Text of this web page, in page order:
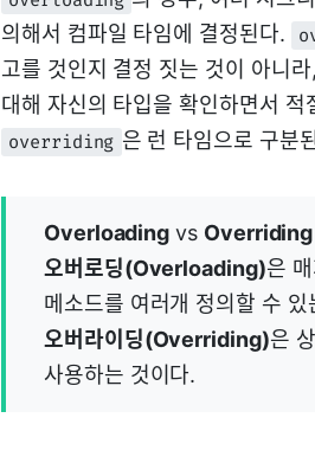
의해서 컴파일 타임에 결정된다.
고를 것인지 결정 짓는 것이 아니라
대해 자신의 타입을 확인하면서 적
overriding 은 런 타임으로 구분
Overloading vs Overriding
오버로딩(Overloading)은
메소드를 여러개 정의할 수 있
오버라이딩(Overriding)은
사용하는 것이다.